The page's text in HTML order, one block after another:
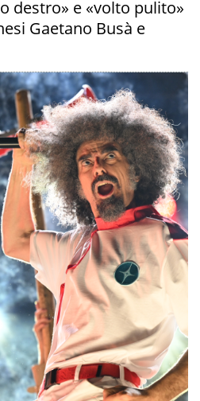
destro» e «volto pulito»
Gaetano Busà e